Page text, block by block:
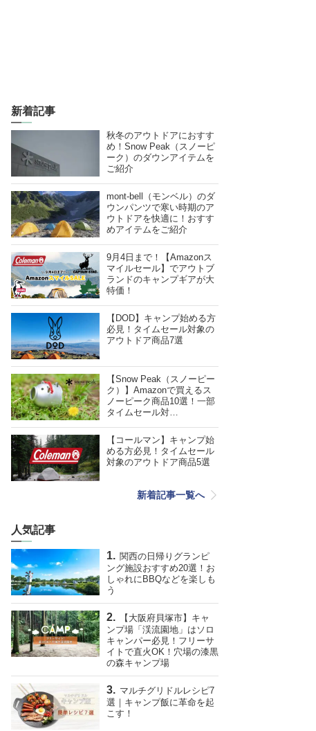
新着記事
秋冬のアウトドアにおすす
め！Snow Peak（スノーピ
ーク）のダウンアイテムを
ご紹介
mont-bell（モンベル）のダ
ウンパンツで寒い時期のア
ウトドアを快適に！おすす
めアイテムをご紹介
9月4日まで！【Amazonス
マイルセール】でアウトブ
ランドのキャンプギアが大
特価！
【DOD】キャンプ始める方
必見！タイムセール対象の
アウトドア商品7選
【Snow Peak（スノーピー
ク）】Amazonで買えるス
ノーピーク商品10選！一部
タイムセール対…
【コールマン】キャンプ始
める方必見！タイムセール
対象のアウトドア商品5選
新着記事一覧へ
人気記事
関西の日帰りグランピ
ング施設おすすめ20選！お
しゃれにBBQなどを楽しも
う
【大阪府貝塚市】キャ
ンプ場「渓流園地」はソロ
キャンパー必見！フリーサ
イトで直火OK！穴場の漆黒
の森キャンプ場
マルチグリドルレシピ7
選｜キャンプ飯に革命を起
こす！